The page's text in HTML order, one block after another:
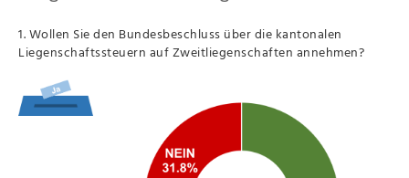
1. Wollen Sie den Bundesbeschluss über die kantonalen
Liegenschaftssteuern auf Zweitliegenschaften annehmen?